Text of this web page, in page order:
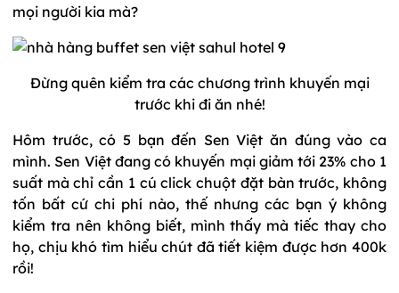
mọi người kia mà?
Đừng quên kiểm tra các chương trình khuyến mại
trước khi đi ăn nhé!
Hôm trước, có 5 bạn đến Sen Việt ăn đúng vào ca
mình. Sen Việt đang có khuyến mại giảm tới 23% cho 1
suất mà chỉ cần 1 cú click chuột đặt bàn trước, không
tốn bất cứ chi phí nào, thế nhưng các bạn ý không
kiểm tra nên không biết, mình thấy mà tiếc thay cho
họ, chịu khó tìm hiểu chút đã tiết kiệm được hơn 400k
rồi!